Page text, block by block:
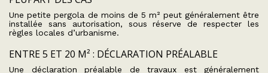
Une petite pergola de moins de 5 m² peut généralement être
installée sans autorisation, sous réserve de respecter les
règles locales d’urbanisme.
ENTRE 5 ET 20 M² : DÉCLARATION PRÉALABLE
Une déclaration préalable de travaux est généralement